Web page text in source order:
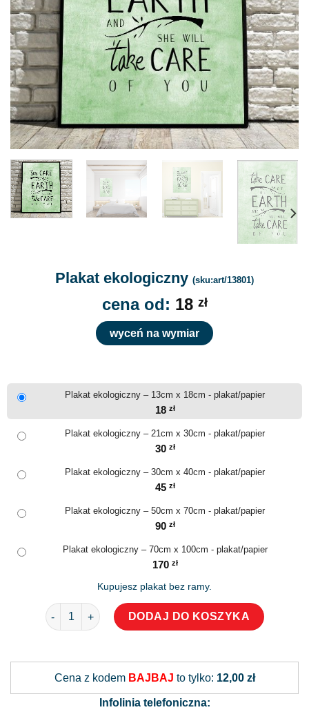
Plakat ekologiczny (sku:art/13801)
cena od: 18 zł
wyceń na wymiar
Plakat ekologiczny – 13cm x 18cm - plakat/papier
18 zł
Plakat ekologiczny – 21cm x 30cm - plakat/papier
30 zł
Plakat ekologiczny – 30cm x 40cm - plakat/papier
45 zł
Plakat ekologiczny – 50cm x 70cm - plakat/papier
90 zł
Plakat ekologiczny – 70cm x 100cm - plakat/papier
170 zł
Kupujesz plakat bez ramy.
ilość Plakat ekologiczny
DODAJ DO KOSZYKA
Cena z kodem BAJBAJ to tylko: 12,00 zł
Infolinia telefoniczna: